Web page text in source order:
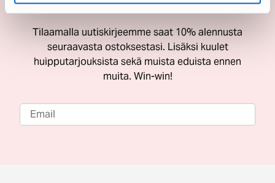
ostoksestasi
Tilaamalla uutiskirjeemme saat 10% alennusta
seuraavasta ostoksestasi. Lisäksi kuulet
huipputarjouksista sekä muista eduista ennen
muita. Win-win!